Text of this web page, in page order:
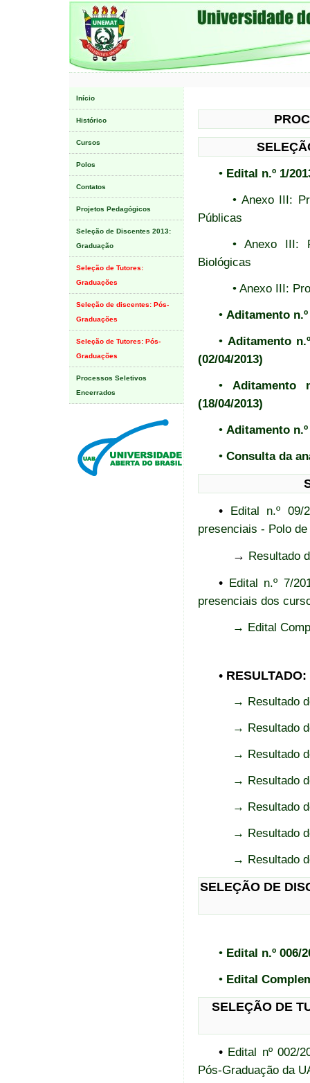
Início
Histórico
Cursos
Polos
Contatos
Projetos Pedagógicos
Seleção de Discentes 2013:
Graduação
Seleção de Tutores:
Graduações
Seleção de discentes: Pós-
Graduações
Seleção de Tutores: Pós-
Graduações
Processos Seletivos
Encerrados
• Edital n.º 1/
• Anexo III:
Públicas
• Anexo III:
Biológicas
• Anexo III:
• Aditamento
•Aditamento
(02/04/2013)
•Aditamento
(18/04/2013)
• Aditamento
• Consulta da
•
Edital n.º 09/
presenciais - Polo
→ Resultado
• Edital n.º 7/
presenciais dos
→ Edital
• RESULTADO:
→ Resultado
→ Resultado
→ Resultado
→ Resultado
→ Resultado
→ Resultado
→ Resultado
SELEÇÃO DE
• Edital n.º 006/
• Edital
SELEÇÃO DE
• Edital nº 002/
Pós-Graduação da